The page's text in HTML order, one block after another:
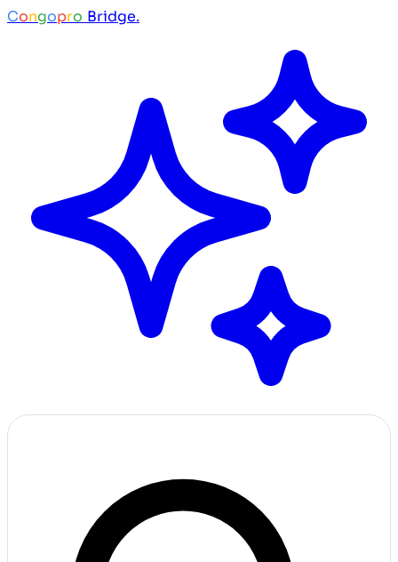
Congopro Bridge.